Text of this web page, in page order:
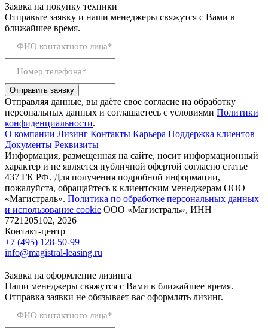
Заявка на покупку техники
Отправьте заявку и наши менеджеры свяжутся с Вами в
ближайшее время.
ФИО контактного лица*
Номер телефона*
Отправить заявку
Отправляя данные, вы даёте свое согласие на обработку
персональных данных и соглашаетесь с условиями Политики
конфиденциальности.
О компании Лизинг Контакты Карьера Поддержка клиентов
Документы Реквизиты
Информация, размещенная на сайте, носит информационный
характер и не является публичной офертой согласно статье
437 ГК РФ. Для получения подробной информации,
пожалуйста, обращайтесь к клиентским менеджерам ООО
«Магистраль». Политика по обработке персональных данных
и использование сookie ООО «Магистраль», ИНН
7721205102, 2026
Контакт-центр
+7 (495) 128-50-99
info@magistral-leasing.ru
Заявка на оформление лизинга
Наши менеджеры свяжутся с Вами в ближайшее время.
Отправка заявки не обязывает вас оформлять лизинг.
ФИО контактного лица*